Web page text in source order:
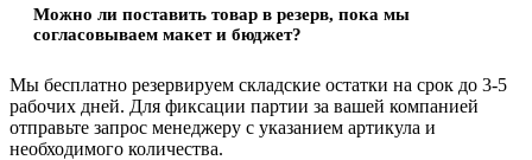
Можно ли поставить товар в резерв, пока мы
согласовываем макет и бюджет?
Мы бесплатно резервируем складские остатки на срок до 3-5
рабочих дней. Для фиксации партии за вашей компанией
отправьте запрос менеджеру с указанием артикула и
необходимого количества.